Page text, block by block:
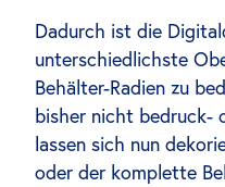
Dadurch ist die
unterschiedlichste
Behälter-Radien zu
bisher nicht bedruck-
lassen sich nun
oder der komplette